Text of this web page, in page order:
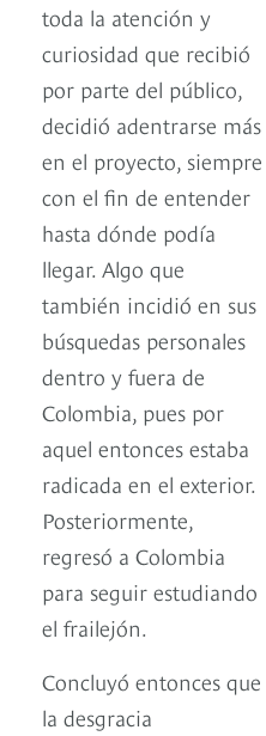
toda la atención y
curiosidad que recibió
por parte del público,
decidió adentrarse más
en el proyecto, siempre
con el fin de entender
hasta dónde podía
llegar. Algo que
también incidió en sus
búsquedas personales
dentro y fuera de
Colombia, pues por
aquel entonces estaba
radicada en el exterior.
Posteriormente,
regresó a Colombia
para seguir estudiando
el frailejón.
Concluyó entonces que
la desgracia